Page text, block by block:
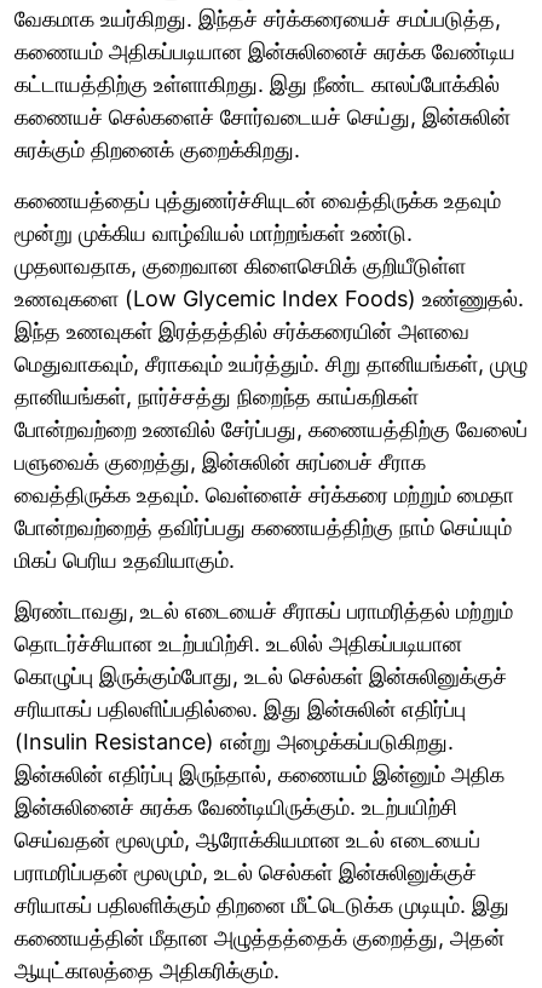
வேகமாக உயர்கிறது. இந்தச் சர்க்கரையைச் சமப்படுத்த,
கணையம் அதிகப்படியான இன்சுலினைச் சுரக்க வேண்டிய
கட்டாயத்திற்கு உள்ளாகிறது. இது நீண்ட காலப்போக்கில்
கணையச் செல்களைச் சோர்வடையச் செய்து, இன்சுலின்
சுரக்கும் திறனைக் குறைக்கிறது.
கணையத்தைப் புத்துணர்ச்சியுடன் வைத்திருக்க உதவும்
மூன்று முக்கிய வாழ்வியல் மாற்றங்கள் உண்டு.
முதலாவதாக, குறைவான கிளைசெமிக் குறியீடுள்ள
உணவுகளை (Low Glycemic Index Foods) உண்ணுதல்.
இந்த உணவுகள் இரத்தத்தில் சர்க்கரையின் அளவை
மெதுவாகவும், சீராகவும் உயர்த்தும். சிறு தானியங்கள், முழு
தானியங்கள், நார்ச்சத்து நிறைந்த காய்கறிகள்
போன்றவற்றை உணவில் சேர்ப்பது, கணையத்திற்கு வேலைப்
பளுவைக் குறைத்து, இன்சுலின் சுரப்பைச் சீராக
வைத்திருக்க உதவும். வெள்ளைச் சர்க்கரை மற்றும் மைதா
போன்றவற்றைத் தவிர்ப்பது கணையத்திற்கு நாம் செய்யும்
மிகப் பெரிய உதவியாகும்.
இரண்டாவது, உடல் எடையைச் சீராகப் பராமரித்தல் மற்றும்
தொடர்ச்சியான உடற்பயிற்சி. உடலில் அதிகப்படியான
கொழுப்பு இருக்கும்போது, உடல் செல்கள் இன்சுலினுக்குச்
சரியாகப் பதிலளிப்பதில்லை. இது இன்சுலின் எதிர்ப்பு
(Insulin Resistance) என்று அழைக்கப்படுகிறது.
இன்சுலின் எதிர்ப்பு இருந்தால், கணையம் இன்னும் அதிக
இன்சுலினைச் சுரக்க வேண்டியிருக்கும். உடற்பயிற்சி
செய்வதன் மூலமும், ஆரோக்கியமான உடல் எடையைப்
பராமரிப்பதன் மூலமும், உடல் செல்கள் இன்சுலினுக்குச்
சரியாகப் பதிலளிக்கும் திறனை மீட்டெடுக்க முடியும். இது
கணையத்தின் மீதான அழுத்தத்தைக் குறைத்து, அதன்
ஆயுட்காலத்தை அதிகரிக்கும்.